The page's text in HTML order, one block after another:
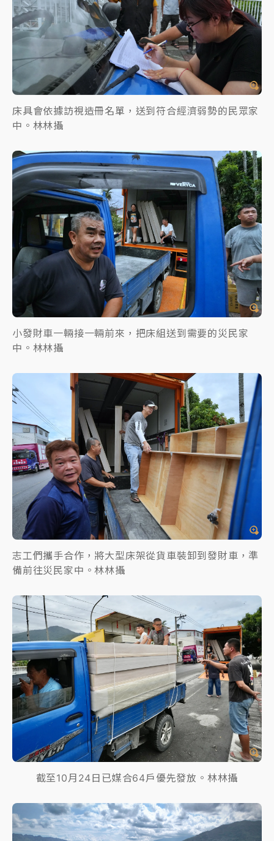
床具會依據訪視造冊名單，送到符合經濟弱勢的民眾家
中。林林攝
小發財車一輛接一輛前來，把床組送到需要的災民家
中。林林攝
志工們攜手合作，將大型床架從貨車裝卸到發財車，準
備前往災民家中。林林攝
截至10月24日已媒合64戶優先發放。林林攝